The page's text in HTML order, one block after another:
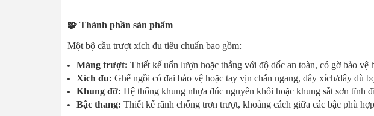
🧩 Thành phần sản phẩm
Một bộ cầu trượt xích đu tiêu chuẩn bao gồm:
Máng trượt: Thiết kế uốn lượn hoặc thẳng với độ dốc an toàn, có gờ bảo vệ
Xích đu: Ghế ngồi có đai bảo vệ hoặc tay vịn chắn ngang, dây xích/dây dù
Khung đỡ: Hệ thống khung nhựa đúc nguyên khối hoặc khung sắt sơn tĩnh
Bậc thang: Thiết kế rãnh chống trơn trượt, khoảng cách giữa các bậc phù